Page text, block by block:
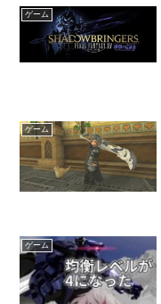
ゲーム
ゲーム
ゲーム